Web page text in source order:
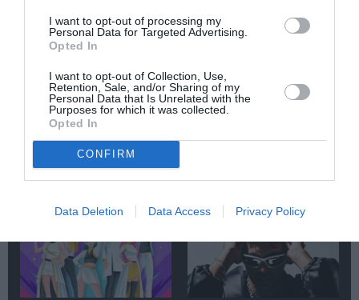
I want to opt-out of processing my
Personal Data for Targeted Advertising.
Opted In
I want to opt-out of Collection, Use,
Retention, Sale, and/or Sharing of my
Personal Data that Is Unrelated with the
Purposes for which it was collected.
Opted In
CONFIRM
Data Deletion Data Access Privacy Policy
Ακολουθήστε το Culturenow.gr
Σχετικά Άρθρα